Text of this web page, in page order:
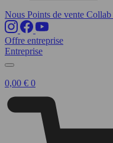
Nous Points de vente Collab
Offre entreprise
Entreprise
0,00 € 0